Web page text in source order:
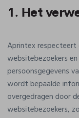
1. Het
Aprintex respecteert
websitebezoekers
persoonsgegevens
wordt bepaalde
overgedragen door
websitebezoekers,